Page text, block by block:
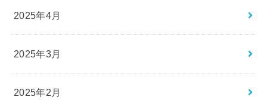
2025年4月
2025年3月
2025年2月